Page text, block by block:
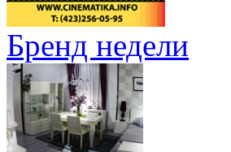
Бренд недели